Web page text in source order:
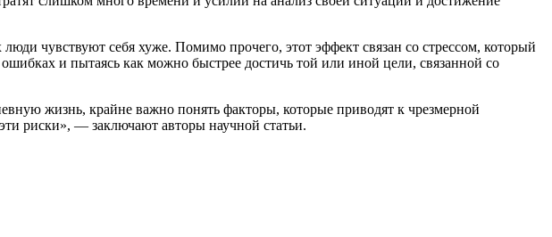
чувствуют себя хуже. Помимо прочего, этот эффект связан со стрессом, который
и пытаясь как можно быстрее достичь той или иной цели, связанной со
жизнь, крайне важно понять факторы, которые приводят к чрезмерной
риски», — заключают авторы научной статьи.